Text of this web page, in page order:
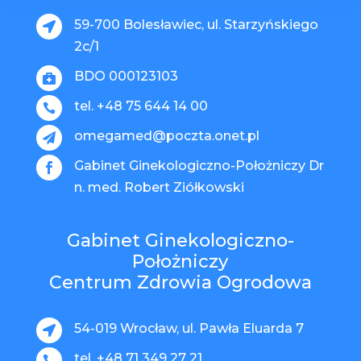

59-700 Bolesławiec, ul. Starzyńskiego
2c/1
 BDO 000123103
 tel. +48 75 644 14 00
 omegamed@poczta.onet.pl

Gabinet Ginekologiczno-Położniczy Dr
n. med. Robert Ziółkowski
Gabinet Ginekologiczno-
Położniczy
Centrum Zdrowia Ogrodowa
 54-019 Wrocław, ul. Pawła Eluarda 7